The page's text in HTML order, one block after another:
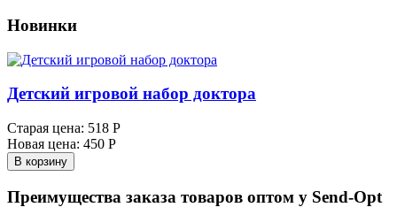
Новинки
Детский игровой набор доктора
Старая цена: 518 Р
Новая цена: 450 Р
В корзину
Преимущества заказа товаров оптом у Send-Opt